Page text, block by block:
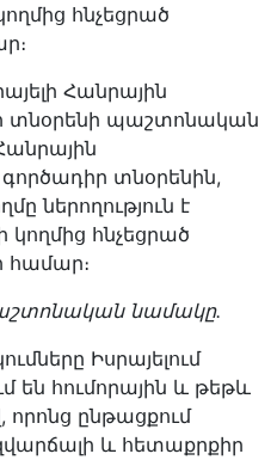
հնչեցրած
Հանրային
տնօրենի պաշտոնական
տնօրենին,
ներողություն է
հնչեցրած
համար։
նամակը.
Իսրայելում
են հումորային և թեթև
որոնց ընթացքում
և հետաքրքիր